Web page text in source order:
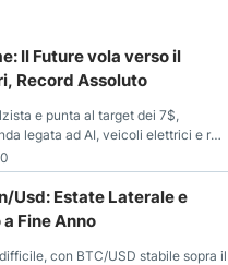
Il Future vola verso il
Record Assoluto
e punta al target dei 7$,
legata ad AI, veicoli elettrici e reti
2028.
Usd: Estate Laterale e
Fine Anno
con BTC/USD stabile sopra il